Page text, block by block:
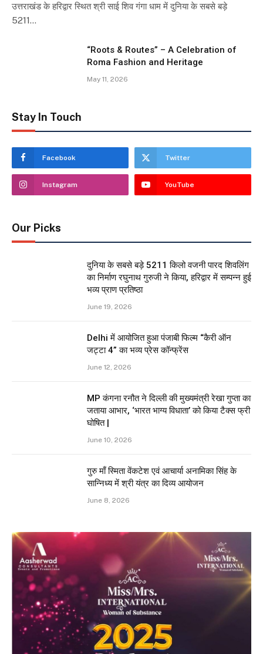
उत्तराखंड के हरिद्वार स्थित श्री साई शिव गंगा धाम में दुनिया के सबसे बड़े
5211…
“Roots & Routes” – A Celebration of
Roma Fashion and Heritage
May 11, 2026
Stay In Touch
Facebook Twitter
Instagram YouTube
Our Picks
दुनिया के सबसे बड़े 5211 किलो वजनी पारद शिवलिंग
का निर्माण रघुनाथ गुरुजी ने किया, हरिद्वार में सम्पन्न हुई
भव्य प्राण प्रतिष्ठा
June 19, 2026
Delhi में आयोजित हुआ पंजाबी फिल्म “कैरी ऑन
जट्टा 4” का भव्य प्रेस कॉन्फ्रेंस
June 12, 2026
MP कंगना रनौत ने दिल्ली की मुख्यमंत्री रेखा गुप्ता का
जताया आभार, ‘भारत भाग्य विधाता’ को किया टैक्स फ्री
घोषित |
June 10, 2026
गुरु माँ स्मिता वेंकटेश एवं आचार्या अनामिका सिंह के
सान्निध्य में श्री यंत्र का दिव्य आयोजन
June 8, 2026